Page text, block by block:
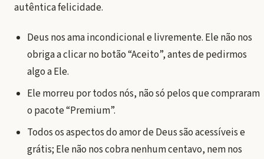
autêntica felicidade.
Deus nos ama incondicional e livremente. Ele não nos
obriga a clicar no botão “Aceito”, antes de pedirmos
algo a Ele.
Ele morreu por todos nós, não só pelos que compraram
o pacote “Premium”.
Todos os aspectos do amor de Deus são acessíveis e
grátis; Ele não nos cobra nenhum centavo, nem nos